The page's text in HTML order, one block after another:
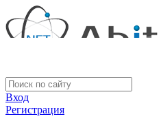
Вход
Регистрация